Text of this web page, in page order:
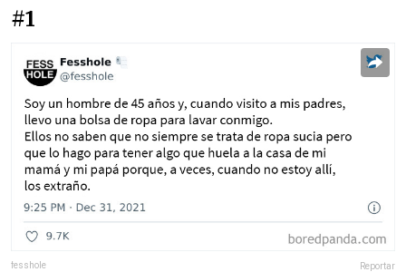
#1
fesshole Reportar